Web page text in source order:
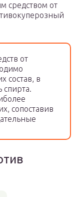
средством от
от
состав, в
спирта.
сопоставив